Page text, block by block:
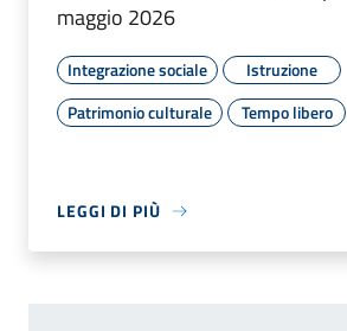
maggio 2026
Integrazione sociale
Istruzione
Patrimonio culturale
Tempo libero
LEGGI DI PIÙ